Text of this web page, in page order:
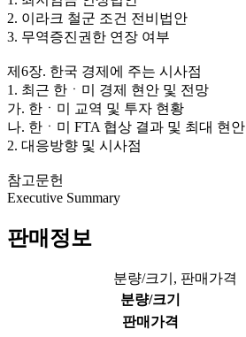
2. 이라크 철군 조건 전비법안
3. 무역증진권한 연장 여부
제6장. 한국 경제에 주는 시사점
1. 최근 한ㆍ미 경제 현안 및 전망
가. 한ㆍ미 교역 및 투자 현황
나. 한ㆍ미 FTA 협상 결과 및 최대 현안
2. 대응방향 및 시사점
참고문헌
Executive Summary
판매정보
분량/크기, 판매가격
분량/크기
판매가격